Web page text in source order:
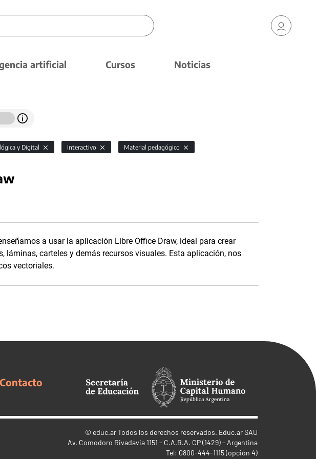
artificial Cursos Noticias
y Digital Interactivo Material pedagógico
a usar la aplicación Libre Office Draw, ideal para crear
láminas, carteles y demás recursos visuales. Esta aplicación, nos
vectoriales.
Contacto
© educ.arTodos los derechos reservados. Educ.ar SAU
Av. Comodoro Rivadavia 1151 - C.A.B.A. CP (1429) - Argentina
Tel: 0800-444-1115 (opción 4)